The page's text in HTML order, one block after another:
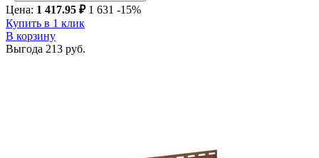
Цена: 1 417.95 ₽ 1 631 -15%
Купить в 1 клик
В корзину
Выгода 213 руб.